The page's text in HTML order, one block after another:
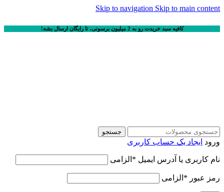
Skip to navigation Skip to main content
کافیه سبد خریدت رو به 2 میلیون برسونی، تا رایگان ارسال بشه!
جستجو
ورود ایجاد یک حساب کاربری
نام کاربری یا آدرس ایمیل * الزامی
رمز عبور * الزامی